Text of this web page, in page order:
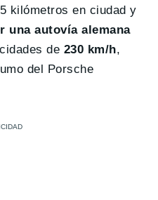
kilómetros en ciudad y
una autovía alemana
de 230 km/h,
del Porsche